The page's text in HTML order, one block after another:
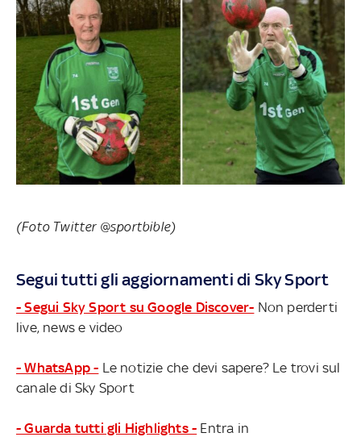
(Foto Twitter @sportbible)
Segui tutti gli aggiornamenti di Sky Sport
- Segui Sky Sport su Google Discover- Non perderti
live, news e video
- WhatsApp - Le notizie che devi sapere? Le trovi sul
canale di Sky Sport
- Guarda tutti gli Highlights - Entra in